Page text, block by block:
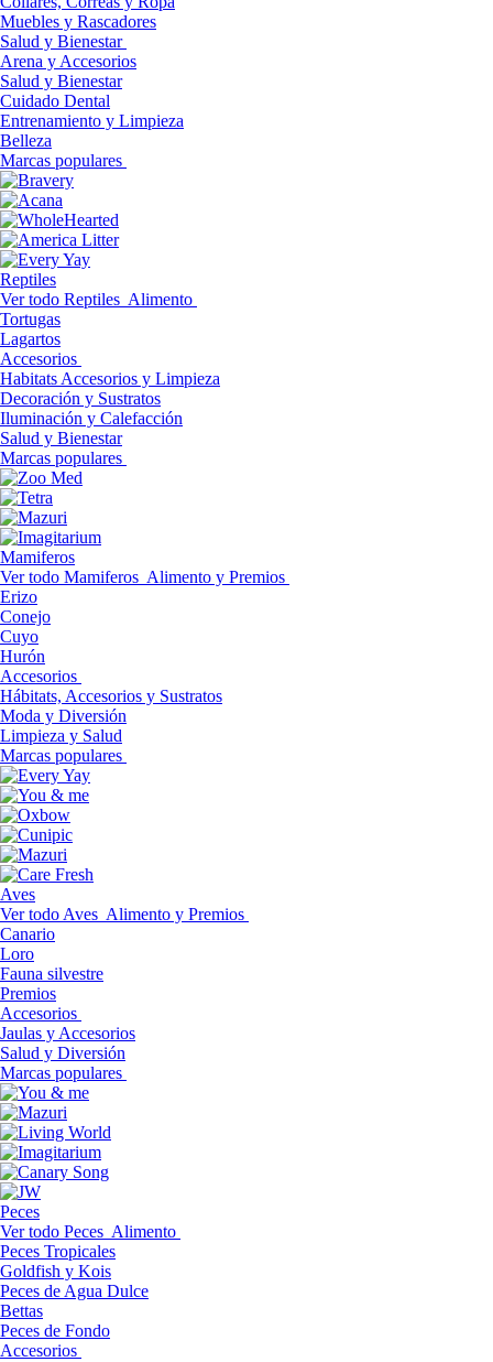
Muebles y Rascadores
Salud y Bienestar
Arena y Accesorios
Salud y Bienestar
Cuidado Dental
Entrenamiento y Limpieza
Belleza
Marcas populares
Reptiles
Ver todo Reptiles Alimento
Tortugas
Lagartos
Accesorios
Habitats Accesorios y Limpieza
Decoración y Sustratos
Iluminación y Calefacción
Salud y Bienestar
Marcas populares
Mamiferos
Ver todo Mamiferos Alimento y Premios
Erizo
Conejo
Cuyo
Hurón
Accesorios
Hábitats, Accesorios y Sustratos
Moda y Diversión
Limpieza y Salud
Marcas populares
Aves
Ver todo Aves Alimento y Premios
Canario
Loro
Fauna silvestre
Premios
Accesorios
Jaulas y Accesorios
Salud y Diversión
Marcas populares
Peces
Ver todo Peces Alimento
Peces Tropicales
Goldfish y Kois
Peces de Agua Dulce
Bettas
Peces de Fondo
Accesorios